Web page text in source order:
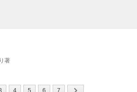
著
4 5 6 7